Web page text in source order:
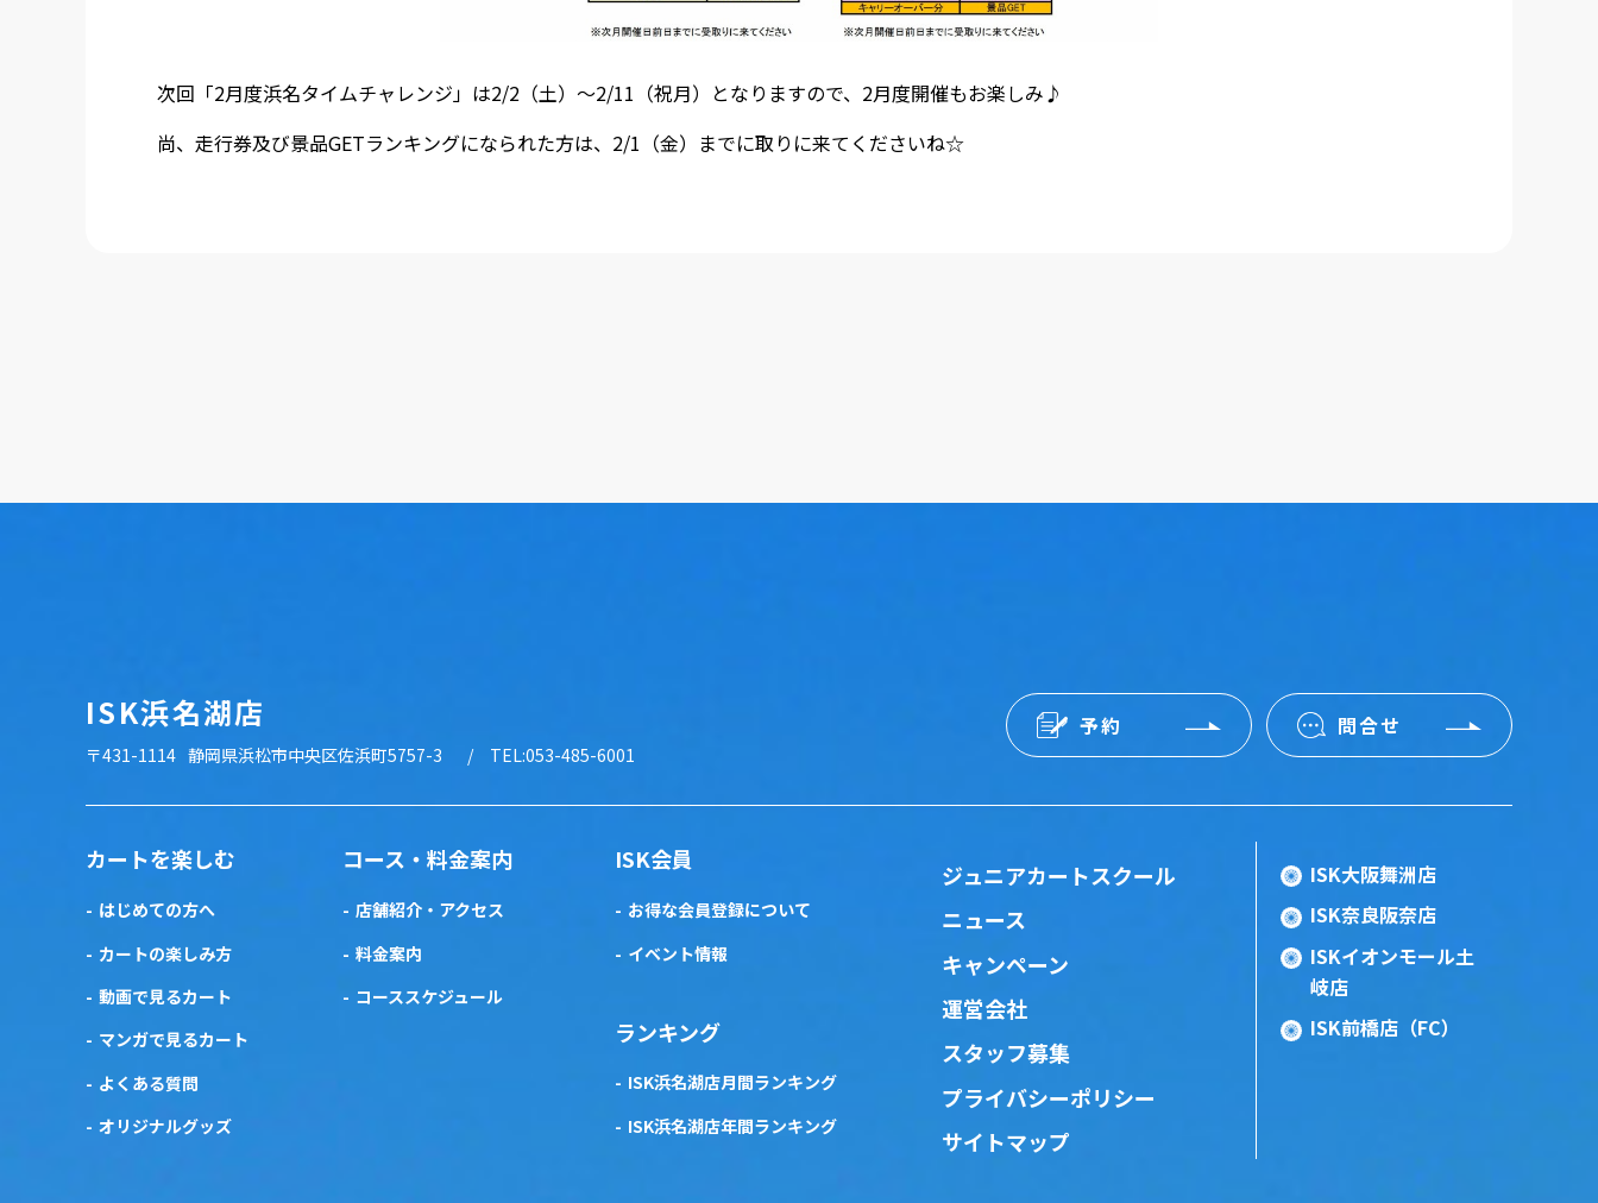
次回「2月度浜名タイムチャレンジ」は2/2（土）～2/11（祝月）となりますので、2月度開催もお楽しみ♪
尚、走行券及び景品GETランキングになられた方は、2/1（金）までに取りに来てくださいね☆
ISK浜名湖店
〒431-1114 静岡県浜松市中央区佐浜町5757-3 TEL:053-485-6001
予約 問合せ
カートを楽しむ
はじめての方へ
カートの楽しみ方
動画で見るカート
マンガで見るカート
よくある質問
オリジナルグッズ
コース・料金案内
店舗紹介・アクセス
料金案内
コーススケジュール
ISK会員
お得な会員登録について
イベント情報
ランキング
ISK浜名湖店月間ランキング
ISK浜名湖店年間ランキング
ジュニアカートスクール
ニュース
キャンペーン
運営会社
スタッフ募集
プライバシーポリシー
サイトマップ
ISK大阪舞洲店
ISK奈良阪奈店
ISKイオンモール土
岐店
ISK前橋店（FC）